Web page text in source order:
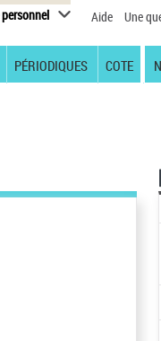
Aide Une
PÉRIODIQUES COTE